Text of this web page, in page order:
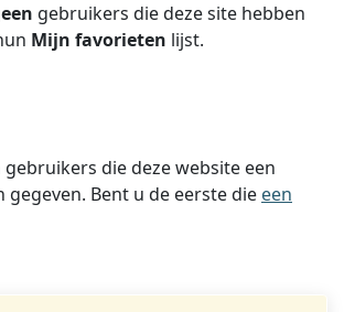
gebruikers die deze site hebben
Mijn favorieten lijst.
gebruikers die deze website een
gegeven. Bent u de eerste die een